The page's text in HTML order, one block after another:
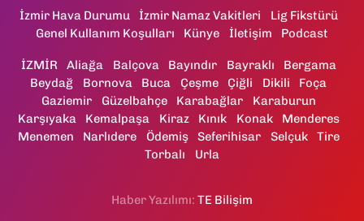
İzmir Hava Durumu İzmir Namaz Vakitleri
Lig Fikstürü
Genel Kullanım Koşulları
Künye İletişim Podcast
İZMİR Aliağa Balçova Bayındır Bayraklı
Bergama
Beydağ
Bornova Buca Çeşme Çiğli Dikili
Foça
Gaziemir
Güzelbahçe Karabağlar
Karaburun
Karşıyaka
Kemalpaşa Kiraz Kınık Konak
Menderes
Menemen
Narlıdere Ödemiş Seferihisar Selçuk
Tire
Torbalı
Urla
Haber Yazılımı: TE Bilişim